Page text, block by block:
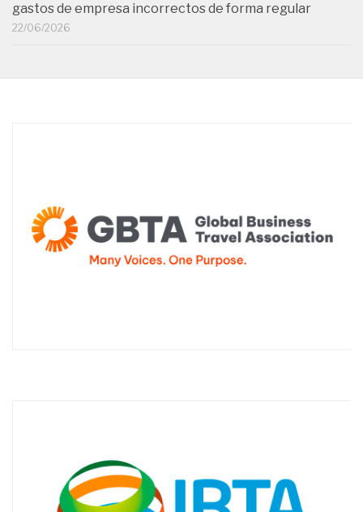
gastos de empresa incorrectos de forma regular
22/06/2026